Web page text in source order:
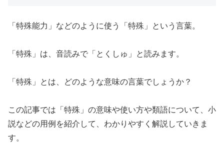
「特殊能力」などのように使う「特殊」という言葉。
「特殊」は、音読みで「とくしゅ」と読みます。
「特殊」とは、どのような意味の言葉でしょうか？
この記事では「特殊」の意味や使い方や類語について、小
説などの用例を紹介して、わかりやすく解説していきま
す。